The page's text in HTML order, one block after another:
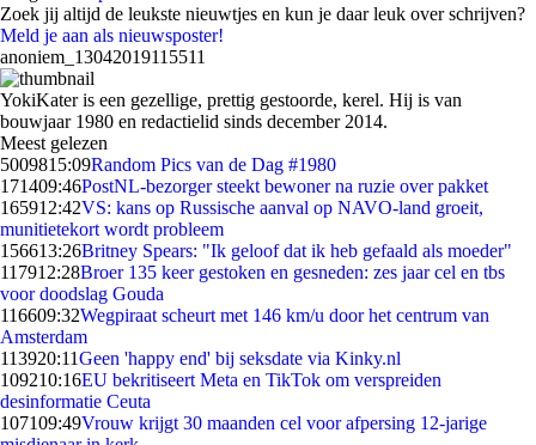
Zoek jij altijd de leukste nieuwtjes en kun je daar leuk over schrijven?
Meld je aan als nieuwsposter!
anoniem_13042019115511
YokiKater is een gezellige, prettig gestoorde, kerel. Hij is van
bouwjaar 1980 en redactielid sinds december 2014.
Meest gelezen
5009815:09Random Pics van de Dag #1980
171409:46PostNL-bezorger steekt bewoner na ruzie over pakket
165912:42VS: kans op Russische aanval op NAVO-land groeit,
munitietekort wordt probleem
156613:26Britney Spears: "Ik geloof dat ik heb gefaald als moeder"
117912:28Broer 135 keer gestoken en gesneden: zes jaar cel en tbs
voor doodslag Gouda
116609:32Wegpiraat scheurt met 146 km/u door het centrum van
Amsterdam
113920:11Geen 'happy end' bij seksdate via Kinky.nl
109210:16EU bekritiseert Meta en TikTok om verspreiden
desinformatie Ceuta
107109:49Vrouw krijgt 30 maanden cel voor afpersing 12-jarige